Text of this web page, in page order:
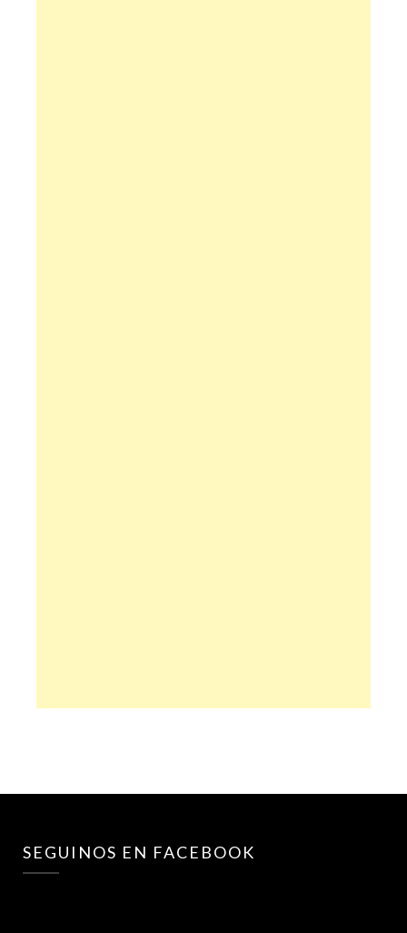
SEGUINOS EN FACEBOOK